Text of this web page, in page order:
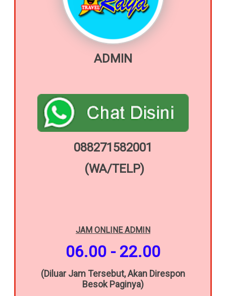
ADMIN
088271582001
(WA/TELP)
JAM ONLINEADMIN
06.00 - 22.00
(Diluar Jam Tersebut, Akan Direspon
Besok Paginya)